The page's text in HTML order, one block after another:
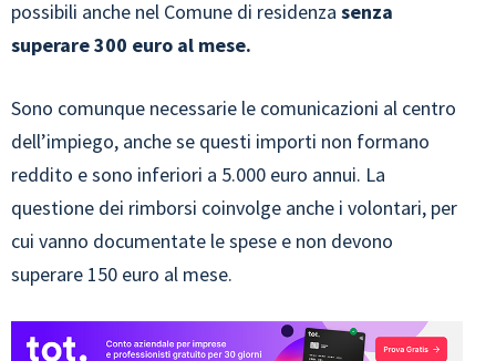
possibili anche nel Comune di residenza senza
superare 300 euro al mese.
Sono comunque necessarie le comunicazioni al centro
dell’impiego, anche se questi importi non formano
reddito e sono inferiori a 5.000 euro annui. La
questione dei rimborsi coinvolge anche i volontari, per
cui vanno documentate le spese e non devono
superare 150 euro al mese.